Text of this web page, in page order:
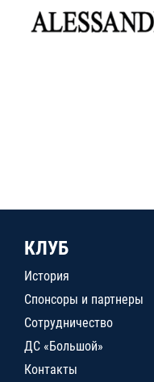
КЛУБ
История
Спонсоры и партнеры
Сотрудничество
ДС «Большой»
Контакты